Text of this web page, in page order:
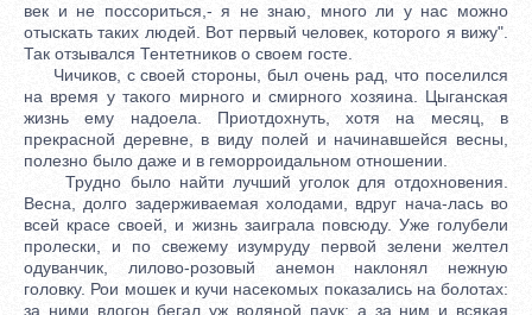
век и не поссориться,- я не знаю, много ли у нас можно
отыскать таких людей. Вот первый человек, которого я вижу".
Так отзывался Тентетников о своем госте.
Чичиков, с своей стороны, был очень рад, что поселился
на время у такого мирного и смирного хозяина. Цыганская
жизнь ему надоела. Приотдохнуть, хотя на месяц, в
прекрасной деревне, в виду полей и начинавшейся весны,
полезно было даже и в геморроидальном отношении.
Трудно было найти лучший уголок для отдохновения.
Весна, долго задерживаемая холодами, вдруг нача-лась во
всей красе своей, и жизнь заиграла повсюду. Уже голубели
пролески, и по свежему изумруду первой зелени желтел
одуванчик, лилово-розовый анемон наклонял нежную
головку. Рои мошек и кучи насекомых показались на болотах:
за ними вдогон бегал уж водяной паук; а за ним и всякая